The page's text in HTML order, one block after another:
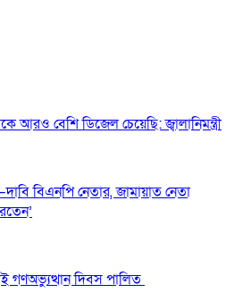
আরও বেশি ডিজেল চেয়েছি: জ্বালানিমন্ত্রী
বিএনপি নেতার, জামায়াত নেতা
গণঅভ্যুত্থান দিবস পালিত